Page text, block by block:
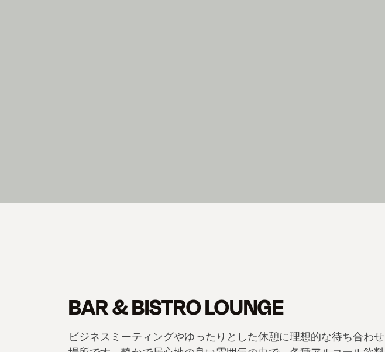
BAR & BISTRO LOUNGE
ビジネスミーティングやゆったりとした休憩に理想的な待ち合わせ